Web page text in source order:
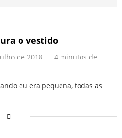
o vestido
de 2018
4 minutos de
eu era pequena, todas as